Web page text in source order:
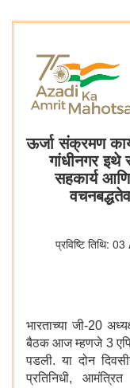
ऊर्जा संक्रमण
गांधीनगर इथे
सहकार्य
प्रविष्टि तिथि:
भारताच्या जी-20
बैठक आज म्हणजे 3
पडली. या दोन
प्रतिनिधी,